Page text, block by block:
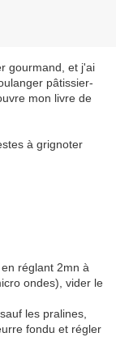
gourmand, et j'ai
pâtissier-
mon livre de
à grignoter
réglant 2mn à
ondes), vider le
les pralines,
fondu et régler